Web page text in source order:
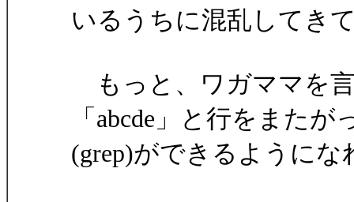
いるうちに混乱してき
もっと、ワガママを
「abcde」と行をまたが
(grep)ができるように